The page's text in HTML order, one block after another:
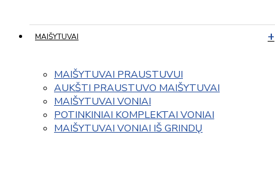
MAIŠYTUVAI
MAIŠYTUVAI PRAUSTUVUI
AUKŠTI PRAUSTUVO MAIŠYTUVAI
MAIŠYTUVAI VONIAI
POTINKINIAI KOMPLEKTAI VONIAI
MAIŠYTUVAI VONIAI IŠ GRINDŲ